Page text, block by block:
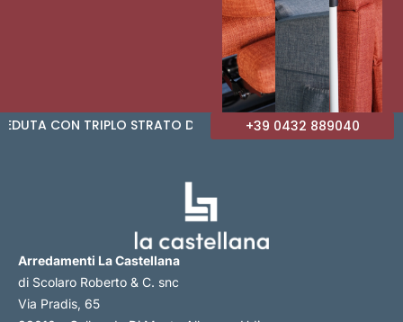
TRIPLO STRATO DI IMBOTTITURA •
+39 0432 889040
Arredamenti La Castellana
di Scolaro Roberto & C. snc
Via Pradis, 65